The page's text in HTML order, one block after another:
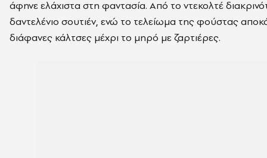
άφηνε ελάχιστα στη φαντασία. Από το ντεκολτέ
δαντελένιο σουτιέν, ενώ το τελείωμα της φούστας
διάφανες κάλτσες μέχρι το μηρό με ζαρτιέρες.